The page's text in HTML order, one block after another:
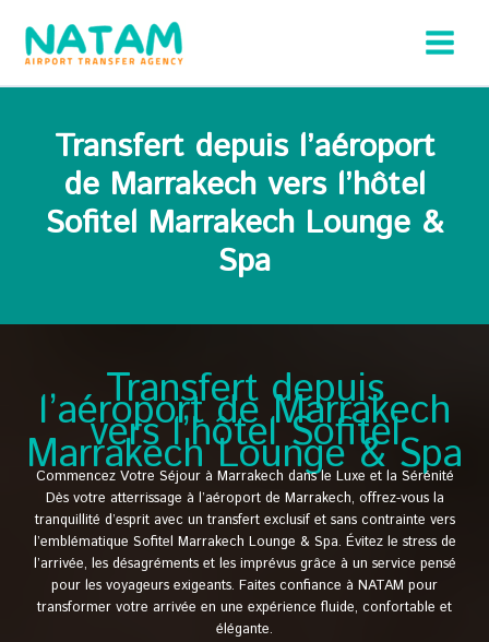
contenu
Transfert depuis l’aéroport
de Marrakech vers l’hôtel
Sofitel Marrakech Lounge &
Spa
Transfert depuis
l’aéroport de Marrakech
vers l’hôtel Sofitel
Marrakech Lounge & Spa
Commencez Votre Séjour à Marrakech dans le Luxe et la Sérénité
Dès votre atterrissage à l’aéroport de Marrakech, offrez-vous la
tranquillité d’esprit avec un transfert exclusif et sans contrainte vers
l’emblématique Sofitel Marrakech Lounge & Spa. Évitez le stress de
l’arrivée, les désagréments et les imprévus grâce à un service pensé
pour les voyageurs exigeants. Faites confiance à NATAM pour
transformer votre arrivée en une expérience fluide, confortable et
élégante.